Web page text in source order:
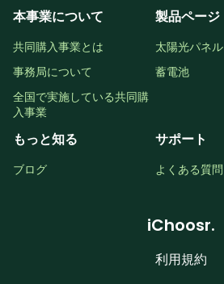
本事業について
共同購入事業とは
事務局について
全国で実施している共同購
入事業
製品ページ
太陽光パネル
蓄電池
もっと知る
ブログ
サポート
よくある質問
iChoosr.
利用規約